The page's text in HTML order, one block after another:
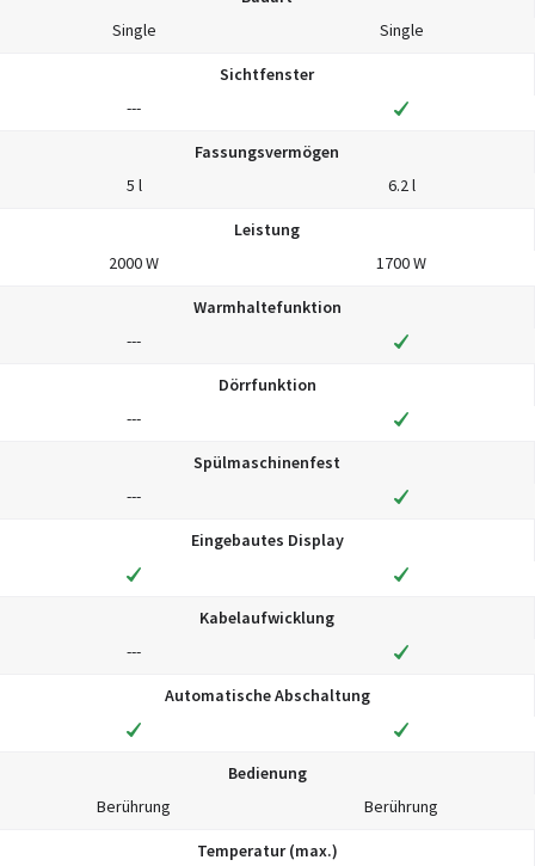
Single
Single
Sichtfenster
---
Fassungsvermögen
5 l
6.2 l
Leistung
2000 W
1700 W
Warmhaltefunktion
---
Dörrfunktion
---
Spülmaschinenfest
---
Eingebautes Display
Kabelaufwicklung
---
Automatische Abschaltung
Bedienung
Berührung
Berührung
Temperatur (max.)